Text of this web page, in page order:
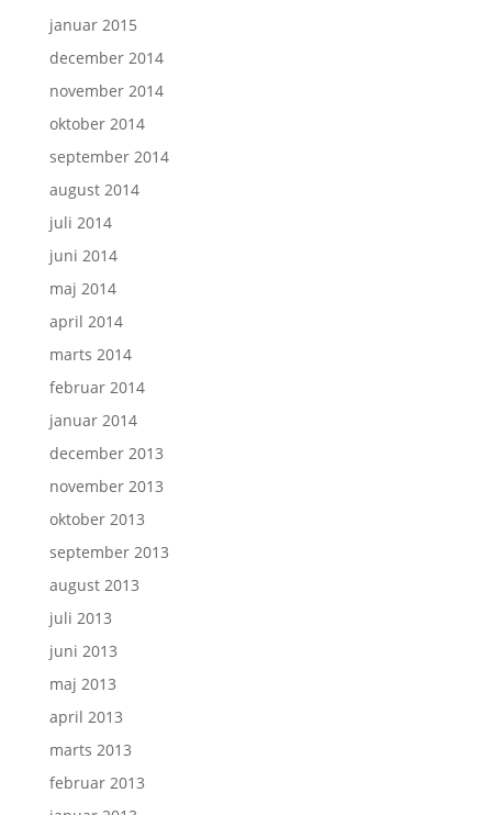
januar 2015
december 2014
november 2014
oktober 2014
september 2014
august 2014
juli 2014
juni 2014
maj 2014
april 2014
marts 2014
februar 2014
januar 2014
december 2013
november 2013
oktober 2013
september 2013
august 2013
juli 2013
juni 2013
maj 2013
april 2013
marts 2013
februar 2013